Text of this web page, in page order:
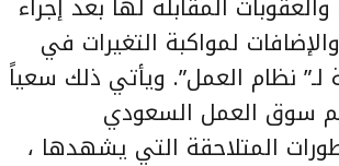
لمواكبة التغيرات في
لـ” نظام العمل”. ويأتي ذلك سعياً
سوق العمل السعودي
المتلاحقة التي يشهدها ،